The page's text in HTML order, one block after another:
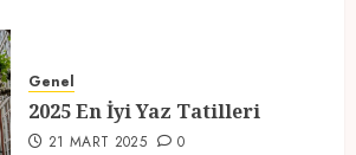
Genel
2025 En İyi Yaz Tatilleri
21 MART 2025 0